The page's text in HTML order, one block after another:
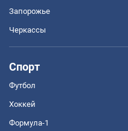
Запорожье
Черкассы
Спорт
Футбол
Хоккей
Формула-1